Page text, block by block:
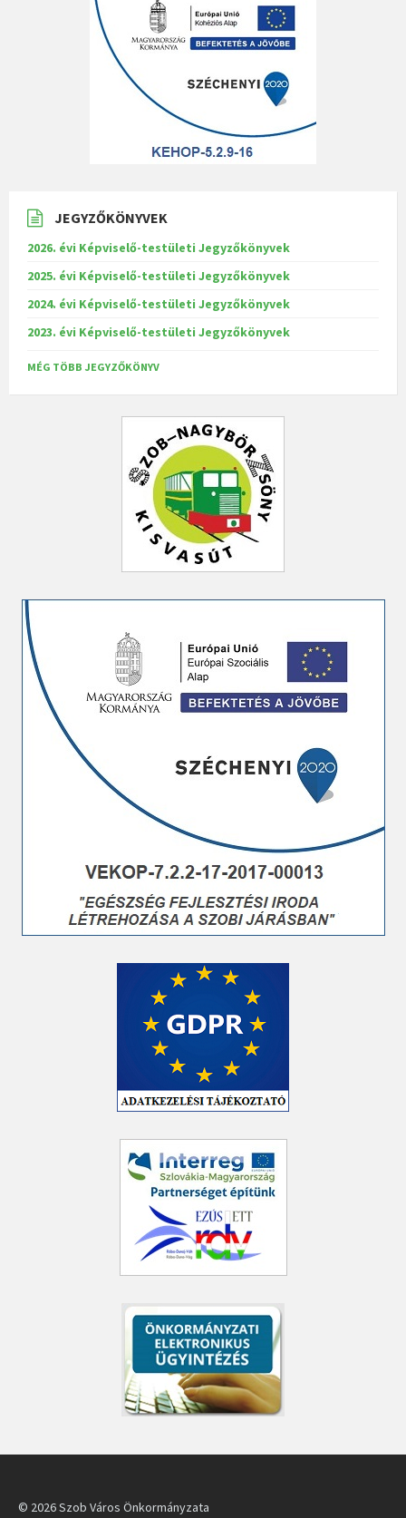
JEGYZŐKÖNYVEK
2026. évi Képviselő-testületi Jegyzőkönyvek
2025. évi Képviselő-testületi Jegyzőkönyvek
2024. évi Képviselő-testületi Jegyzőkönyvek
2023. évi Képviselő-testületi Jegyzőkönyvek
MÉG TÖBB JEGYZŐKÖNYV
© 2026 Szob Város Önkormányzata